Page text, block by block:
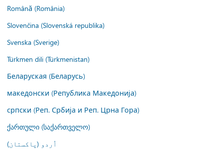
Română (România)
Slovenčina (Slovenská republika)
Svenska (Sverige)
Türkmen dili (Türkmenistan)
Беларуская (Беларусь)
македонски (Република Македонија)
српски (Реп. Србија и Реп. Црна Гора)
ქართული (საქართველო)
اُردو (پاکستان)